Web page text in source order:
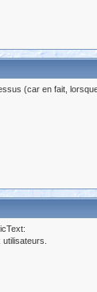
(car en fait,